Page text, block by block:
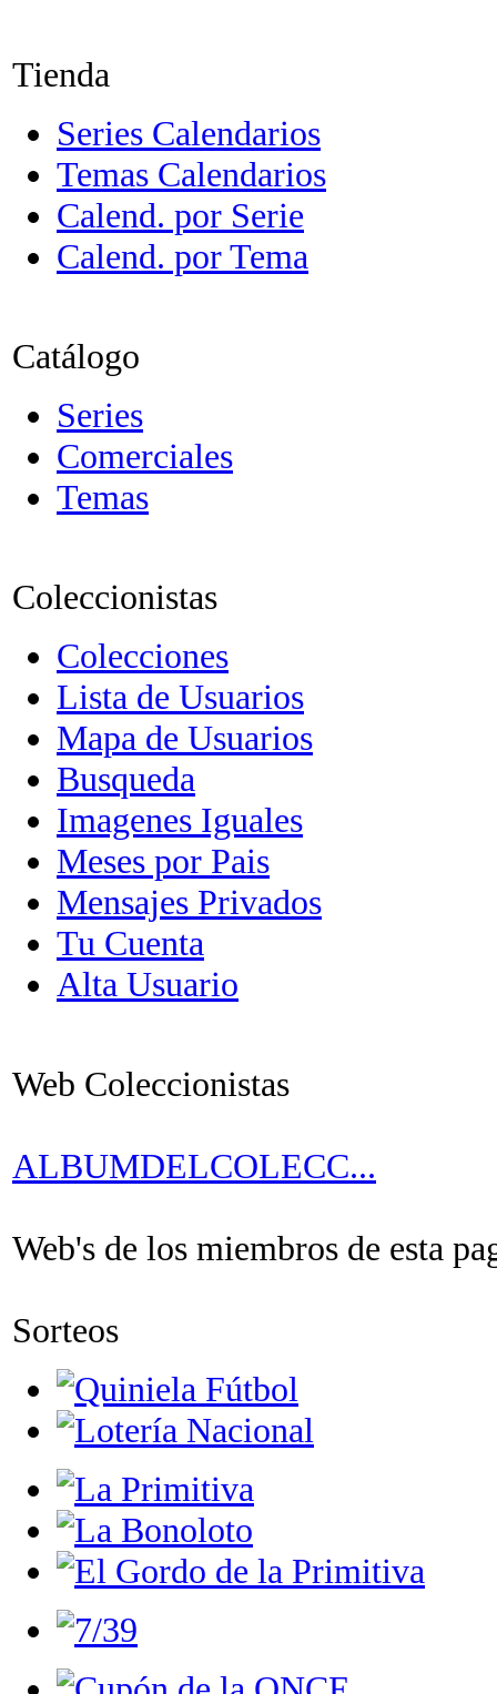
Tienda
Series Calendarios
Temas Calendarios
Calend. por Serie
Calend. por Tema
Catálogo
Series
Comerciales
Temas
Coleccionistas
Colecciones
Lista de Usuarios
Mapa de Usuarios
Busqueda
Imagenes Iguales
Meses por Pais
Mensajes Privados
Tu Cuenta
Alta Usuario
Web Coleccionistas
ALBUMDELCOLECC...
Web's de los miembros de esta
Sorteos